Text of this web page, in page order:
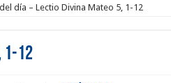
día – Lectio Divina Mateo 5, 1-12
1-12